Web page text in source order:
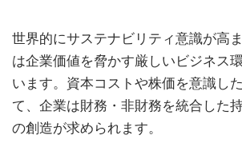
世界的にサステナビリティ意識が高
は企業価値を脅かす厳しいビジネス
います。資本コストや株価を意識し
て、企業は財務・非財務を統合した
の創造が求められます。